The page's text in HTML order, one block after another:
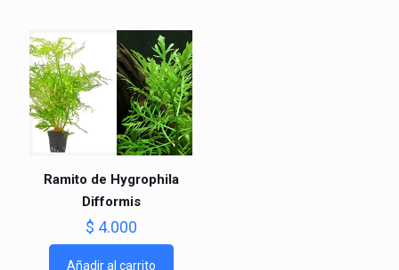
Ramito de Hygrophila
Difformis
$ 4.000
Añadir al carrito